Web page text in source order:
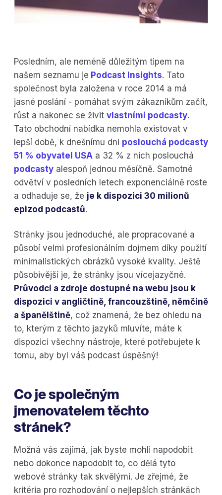
Posledním, ale neméně důležitým tipem na
našem seznamu je Podcast Insights. Tato
společnost byla založena v roce 2014 a má
jasné poslání - pomáhat svým zákazníkům začít,
růst a nakonec se živit vlastními podcasty.
Tato obchodní nabídka nemohla existovat v
lepší době, k dnešnímu dni poslouchá podcasty
51 % obyvatel USA a 32 % z nich poslouchá
podcasty alespoň jednou měsíčně. Samotné
odvětví v posledních letech exponenciálně roste
a odhaduje se, že je k dispozici 30 milionů
epizod podcastů.
Stránky jsou jednoduché, ale propracované a
působí velmi profesionálním dojmem díky použití
minimalistických obrázků vysoké kvality. Ještě
působivější je, že stránky jsou vícejazyčné.
Průvodci a zdroje dostupné na webu jsou k
dispozici v angličtině, francouzštině, němčině
a španělštině, což znamená, že bez ohledu na
to, kterým z těchto jazyků mluvíte, máte k
dispozici všechny nástroje, které potřebujete k
tomu, aby byl váš podcast úspěšný!
Co je společným
jmenovatelem těchto
stránek?
Možná vás zajímá, jak byste mohli napodobit
nebo dokonce napodobit to, co dělá tyto
webové stránky tak skvělými. Je zřejmé, že
kritéria pro rozhodování o nejlepších stránkách